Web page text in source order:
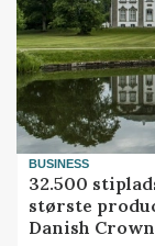
BUSINESS
32.500
største
Danish Crown